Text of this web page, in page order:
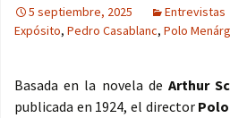
5 septiembre, 2025 Entrevistas
Expósito, Pedro Casablanc, Polo
Basada en la novela deArthur
publicada en 1924, el director